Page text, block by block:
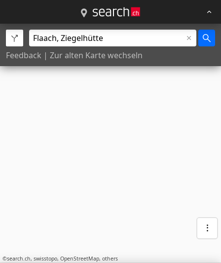
Feedback | Zur alten Karte wechseln
©search.ch, swisstopo, OpenStreetMap, others